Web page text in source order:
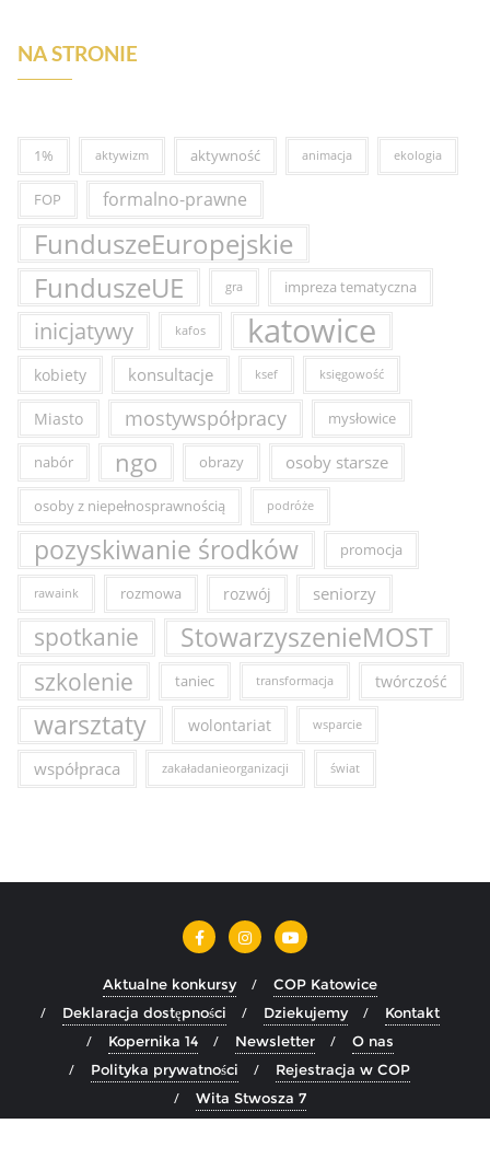
NA STRONIE
1% aktywizm aktywność animacja ekologia
FOP formalno-prawne
FunduszeEuropejskie
FunduszeUE
gra impreza tematyczna
inicjatywy kafos katowice
kobiety konsultacje ksef księgowość
Miasto mostywspółpracy mysłowice
nabór ngo obrazy osoby starsze
osoby z niepełnosprawnością podróże
pozyskiwanie środków promocja
rawaink rozmowa rozwój seniorzy
spotkanie StowarzyszenieMOST
szkolenie taniec transformacja twórczość
warsztaty wolontariat wsparcie
współpraca zakaładanieorganizacji świat
Aktualne konkursy
COP Katowice
Deklaracja dostępności
Dziekujemy
Kontakt
Kopernika 14
Newsletter
O nas
Polityka prywatności
Rejestracja w COP
Wita Stwosza 7